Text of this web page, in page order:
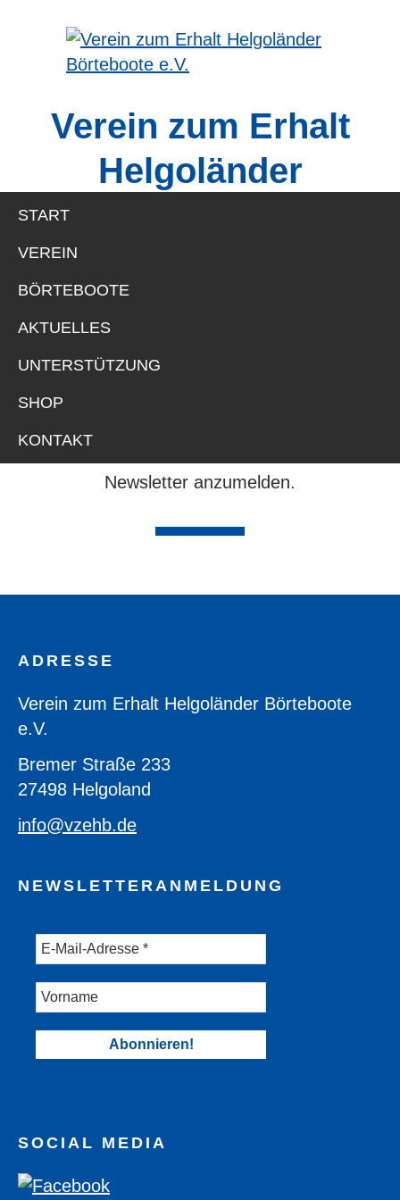
Hauptnavigation
springen
Hauptsidebar
springen
Fußzeile
springen
Erhalt
Helgoländer
Börteboote
Verein zum Erhalt
Helgoländer
START
VEREIN
BÖRTEBOOTE
AKTUELLES
UNTERSTÜTZUNG
SHOP
KONTAKT
AKTUELLES
Bitte klickt auf die Schaltflächen unter diesem
geplanten Veranstaltungen zu sehen, mehr
über unsere legendäre Berlin-Fahrt zu
Newsletter anzumelden.
FOOTER
ADRESSE
Verein zum Erhalt Helgoländer Börteboote
e.V.
Bremer Straße 233
27498 Helgoland
info@vzehb.de
NEWSLETTERANMELDUNG
SOCIAL MEDIA